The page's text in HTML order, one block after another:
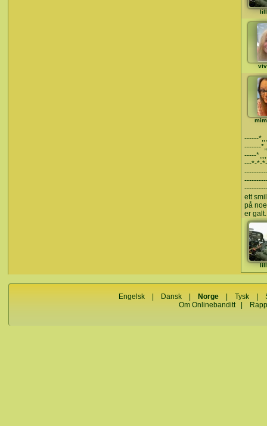
------
-------
-----
---*-*-
ett
på
er galt.
Engelsk Dansk Norge |Tysk |
Om Onlinebanditt|